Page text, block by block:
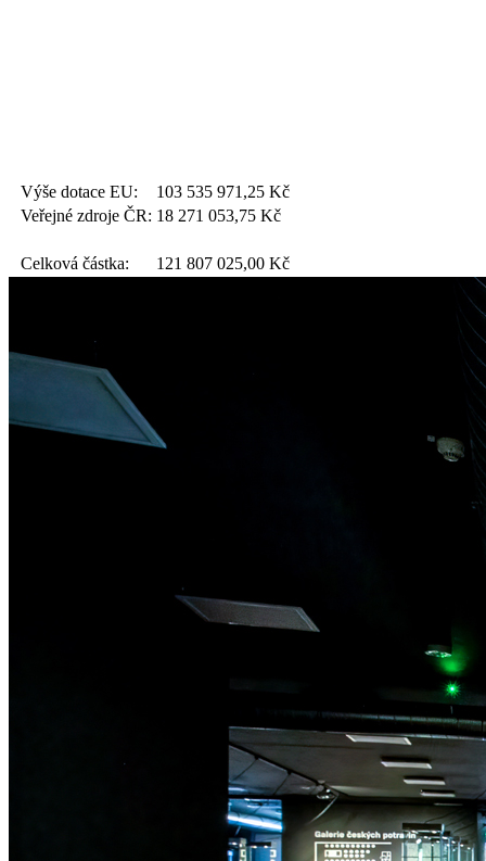
Výše dotace EU: 103 535 971,25 Kč
Veřejné zdroje ČR: 18 271 053,75 Kč
Celková částka: 121 807 025,00 Kč